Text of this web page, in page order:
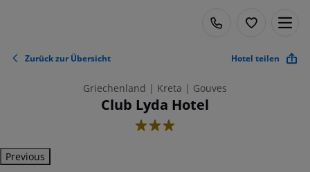
Zurück zur Übersicht Hotel teilen
Griechenland | Kreta | Gouves
Club Lyda Hotel
3
Previous